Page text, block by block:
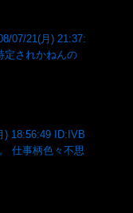
07/21(月) 21:37:
定されかねんの
) 18:56:49 ID:IVB
仕事柄色々不思